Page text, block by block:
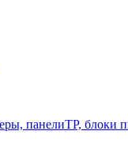
панелиTP, блоки